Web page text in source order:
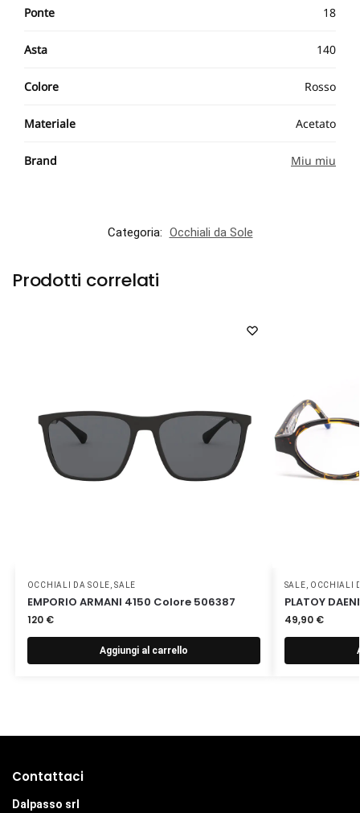
Ponte 18
Asta 140
Colore Rosso
Materiale Acetato
Brand Miu miu
Categoria: Occhiali da Sole
Prodotti correlati
OCCHIALI DA SOLE,SALE
EMPORIO ARMANI 4150 Colore 506387
120 €
Aggiungi al carrello
SALE, OCCHIALI
PLATOY
49,90 €
Contattaci
Dalpasso srl